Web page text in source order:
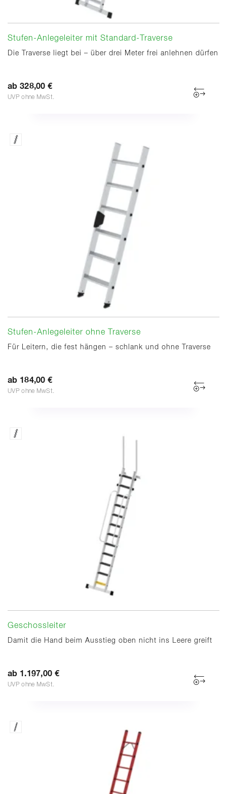
Stufen-Anlegeleiter mit Standard-Traverse
Die Traverse liegt bei – über drei Meter frei anlehnen dürfen
ab 328,00 €
UVP ohne MwSt.
Stufen-Anlegeleiter ohne Traverse
Für Leitern, die fest hängen – schlank und ohne Traverse
ab 184,00 €
UVP ohne MwSt.
Geschossleiter
Damit die Hand beim Ausstieg oben nicht ins Leere greift
ab 1.197,00 €
UVP ohne MwSt.